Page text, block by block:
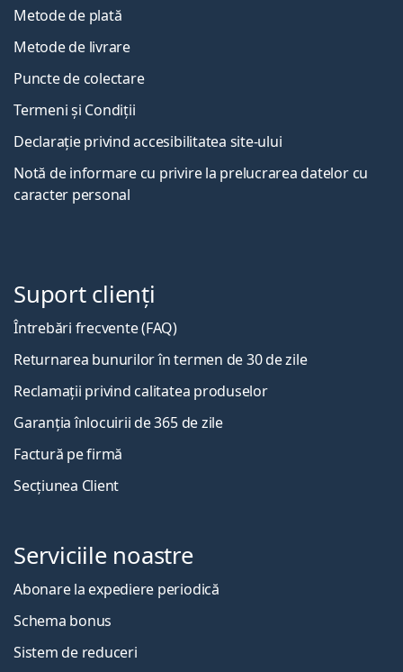
Metode de plată
Metode de livrare
Puncte de colectare
Termeni și Condiții
Declarație privind accesibilitatea site-ului
Notă de informare cu privire la prelucrarea datelor cu
caracter personal
Suport clienți
Întrebări frecvente (FAQ)
Returnarea bunurilor în termen de 30 de zile
Reclamații privind calitatea produselor
Garanția înlocuirii de 365 de zile
Factură pe firmă
Secțiunea Client
Serviciile noastre
Abonare la expediere periodică
Schema bonus
Sistem de reduceri